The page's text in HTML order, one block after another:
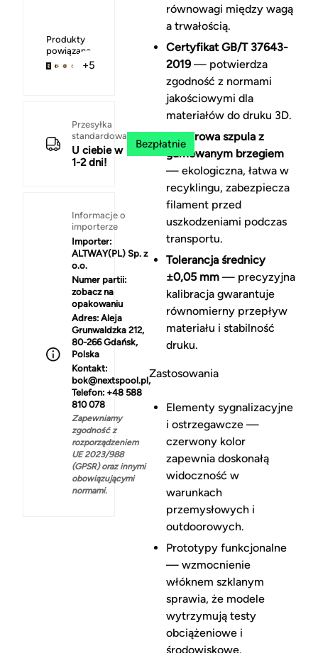
Produkty
powiązane
+5
Przesyłka
standardowa
U ciebie w
1-2 dni!
Bezpłatnie
Informacje o
importerze
Importer:
ALTWAY(PL) Sp. z
o.o.
Numer partii:
zobacz na
opakowaniu
Adres: Aleja
Grunwaldzka 212,
80-266 Gdańsk,
Polska
Kontakt:
bok@nextspool.pl,
Telefon: +48 588
810 078
Zapewniamy
zgodność z
rozporządzeniem
UE 2023/988
(GPSR) oraz innymi
obowiązującymi
normami.
równowagi między wagą
a trwałością.
Certyfikat GB/T 37643-
2019— potwierdza
zgodność z normami
jakościowymi dla
materiałów do druku 3D.
Papierowa szpula z
gumowanym brzegiem
— ekologiczna, łatwa w
recyklingu, zabezpiecza
filament przed
uszkodzeniami podczas
transportu.
Tolerancja średnicy
±0,05 mm— precyzyjna
kalibracja gwarantuje
równomierny przepływ
materiału i stabilność
druku.
Zastosowania
Elementy sygnalizacyjne
i ostrzegawcze —
czerwony kolor
zapewnia doskonałą
widoczność w
warunkach
przemysłowych i
outdoorowych.
Prototypy funkcjonalne
— wzmocnienie
włóknem szklanym
sprawia, że modele
wytrzymują testy
obciążeniowe i
środowiskowe.